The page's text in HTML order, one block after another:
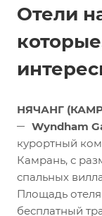
Отели
НЯЧАНГ
Wyndham
курортный
Камрань, с
спальных
Площадь отеля
бесплатный